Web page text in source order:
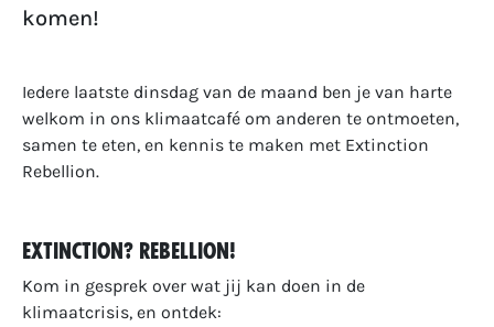
komen!
Iedere laatste dinsdag van de maand ben je van harte
welkom in ons klimaatcafé om anderen te ontmoeten,
samen te eten, en kennis te maken met Extinction
Rebellion.
Extinction? Rebellion!
Kom in gesprek over wat jij kan doen in de
klimaatcrisis, en ontdek: